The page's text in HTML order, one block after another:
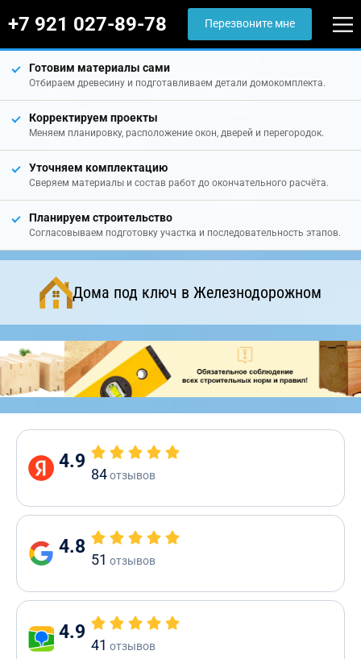
+7 921 027-89-78 Перезвоните мне
Готовим материалы сами
Отбираем древесину и подготавливаем детали домокомплекта.
Корректируем проекты
Меняем планировку, расположение окон, дверей и перегородок.
Уточняем комплектацию
Сверяем материалы и состав работ до окончательного расчёта.
Планируем строительство
Согласовываем подготовку участка и последовательность этапов.
Дома под ключ в Железнодорожном
4.9
84отзывов
4.8
51 отзывов
4.9
41 отзывов